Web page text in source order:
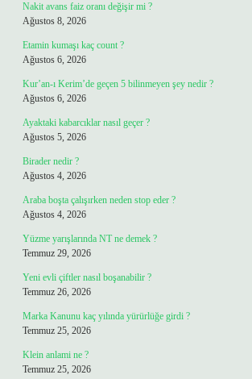
Nakit avans faiz oranı değişir mi ?
Ağustos 8, 2026
Etamin kumaşı kaç count ?
Ağustos 6, 2026
Kur’an-ı Kerim’de geçen 5 bilinmeyen şey nedir ?
Ağustos 6, 2026
Ayaktaki kabarcıklar nasıl geçer ?
Ağustos 5, 2026
Birader nedir ?
Ağustos 4, 2026
Araba boşta çalışırken neden stop eder ?
Ağustos 4, 2026
Yüzme yarışlarında NT ne demek ?
Temmuz 29, 2026
Yeni evli çiftler nasıl boşanabilir ?
Temmuz 26, 2026
Marka Kanunu kaç yılında yürürlüğe girdi ?
Temmuz 25, 2026
Klein anlami ne ?
Temmuz 25, 2026